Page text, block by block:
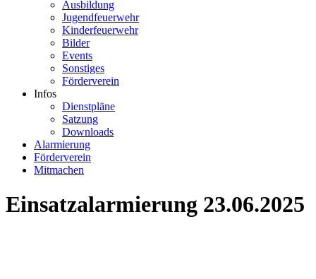
Ausbildung
Jugendfeuerwehr
Kinderfeuerwehr
Bilder
Events
Sonstiges
Förderverein
Infos
Dienstpläne
Satzung
Downloads
Alarmierung
Förderverein
Mitmachen
Einsatzalarmierung 23.06.2025